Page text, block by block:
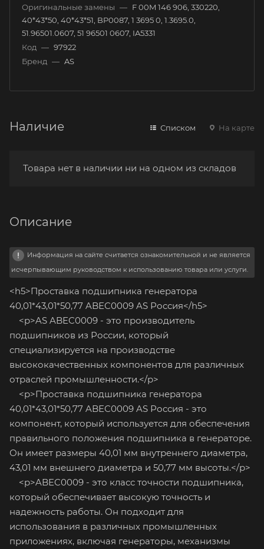
Оригинальные замены — F 00M 146 906, 330220,
40*43*50, 40*43*51, BP0087, 1 3695 0, 1.3695.0,
51.96501.0607, 51 96501 0607, IA5331
Код — 97922
Бренд — AS
Наличие Списком На карте
Товара нет в наличии ни на одном из складов
Описание
Информация на сайте считается ознакомительной и не является
исчерпывающим руководством к использованию товара или услуги.
<h5>Проставка подшипника генератора
40,01*43,01*50,77 ABEC0009 AS Россия</h5>
<p>AS ABEC0009 - это производитель
подшипников из России, который
специализируется на производстве
высококачественных компонентов для различных
отраслей промышленности.</p>
<p>Проставка подшипника генератора
40,01*43,01*50,77 ABEC0009 AS Россия - это
компонент, который используется для обеспечения
правильного положения подшипника в генераторе.
Он имеет размеры 40,01 мм внутреннего диаметра,
43,01 мм внешнего диаметра и 50,77 мм высоты.</p>
<p>ABEC0009 - это класс точности подшипника,
который обеспечивает высокую точность и
надежность работы. Он подходит для
использования в различных промышленных
приложениях, включая генераторы, механизмы